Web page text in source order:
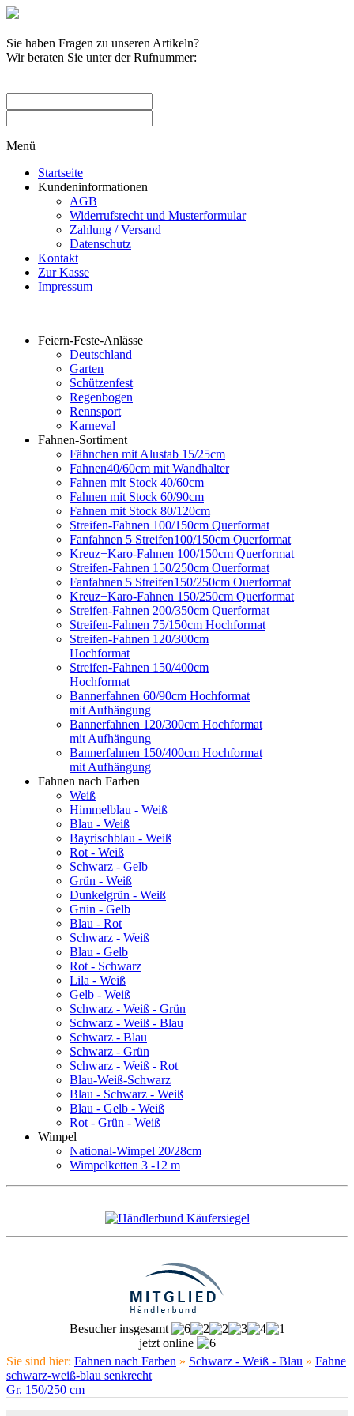
Sie haben Fragen zu unseren Artikeln?
Wir beraten Sie unter der Rufnummer:
Menü
Startseite
Kundeninformationen
AGB
Widerrufsrecht und Musterformular
Zahlung / Versand
Datenschutz
Kontakt
Zur Kasse
Impressum
Feiern-Feste-Anlässe
Deutschland
Garten
Schützenfest
Regenbogen
Rennsport
Karneval
Fahnen-Sortiment
Fähnchen mit Alustab 15/25cm
Fahnen40/60cm mit Wandhalter
Fahnen mit Stock 40/60cm
Fahnen mit Stock 60/90cm
Fahnen mit Stock 80/120cm
Streifen-Fahnen 100/150cm Querformat
Fanfahnen 5 Streifen100/150cm Querformat
Kreuz+Karo-Fahnen 100/150cm Querformat
Streifen-Fahnen 150/250cm Ouerformat
Fanfahnen 5 Streifen150/250cm Ouerformat
Kreuz+Karo-Fahnen 150/250cm Querformat
Streifen-Fahnen 200/350cm Querformat
Streifen-Fahnen 75/150cm Hochformat
Streifen-Fahnen 120/300cm
Hochformat
Streifen-Fahnen 150/400cm
Hochformat
Bannerfahnen 60/90cm Hochformat
mit Aufhängung
Bannerfahnen 120/300cm Hochformat
mit Aufhängung
Bannerfahnen 150/400cm Hochformat
mit Aufhängung
Fahnen nach Farben
Weiß
Himmelblau - Weiß
Blau - Weiß
Bayrischblau - Weiß
Rot - Weiß
Schwarz - Gelb
Grün - Weiß
Dunkelgrün - Weiß
Grün - Gelb
Blau - Rot
Schwarz - Weiß
Blau - Gelb
Rot - Schwarz
Lila - Weiß
Gelb - Weiß
Schwarz - Weiß - Grün
Schwarz - Weiß - Blau
Schwarz - Blau
Schwarz - Grün
Schwarz - Weiß - Rot
Blau-Weiß-Schwarz
Blau - Schwarz - Weiß
Blau - Gelb - Weiß
Rot - Grün - Weiß
Wimpel
National-Wimpel 20/28cm
Wimpelketten 3 -12 m
Besucher insgesamt
jetzt online
Sie sind hier: Fahnen nach Farben » Schwarz - Weiß - Blau » Fahne
schwarz-weiß-blau senkrecht
Gr. 150/250 cm